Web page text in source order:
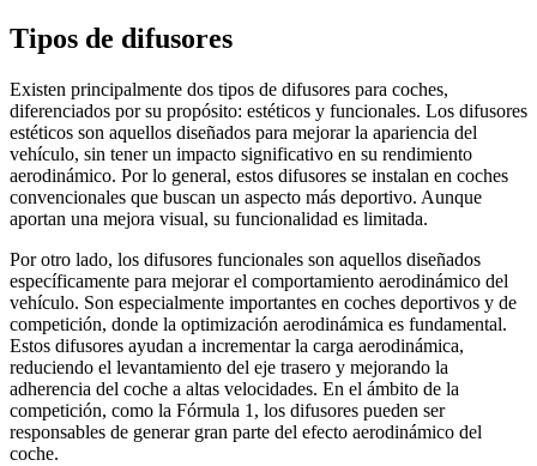
Tipos de difusores
Existen principalmente dos tipos de difusores para coches,
diferenciados por su propósito: estéticos y funcionales. Los difusores
estéticos son aquellos diseñados para mejorar la apariencia del
vehículo, sin tener un impacto significativo en su rendimiento
aerodinámico. Por lo general, estos difusores se instalan en coches
convencionales que buscan un aspecto más deportivo. Aunque
aportan una mejora visual, su funcionalidad es limitada.
Por otro lado, los difusores funcionales son aquellos diseñados
específicamente para mejorar el comportamiento aerodinámico del
vehículo. Son especialmente importantes en coches deportivos y de
competición, donde la optimización aerodinámica es fundamental.
Estos difusores ayudan a incrementar la carga aerodinámica,
reduciendo el levantamiento del eje trasero y mejorando la
adherencia del coche a altas velocidades. En el ámbito de la
competición, como la Fórmula 1, los difusores pueden ser
responsables de generar gran parte del efecto aerodinámico del
coche.